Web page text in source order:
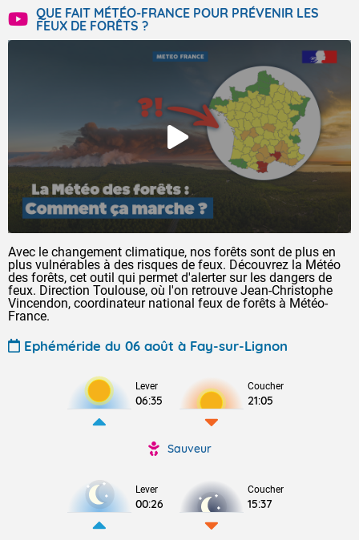
QUE FAIT MÉTÉO-FRANCE POUR PRÉVENIR LES
FEUX DE FORÊTS ?
Avec le changement climatique, nos forêts sont de plus en
plus vulnérables à des risques de feux. Découvrez la Météo
des forêts, cet outil qui permet d'alerter sur les dangers de
feux. Direction Toulouse, où l'on retrouve Jean-Christophe
Vincendon, coordinateur national feux de forêts à Météo-
France.
Ephéméride du 06 août à Fay-sur-Lignon
Lever
06:35
Coucher
21:05
Sauveur
Lever
00:26
Coucher
15:37